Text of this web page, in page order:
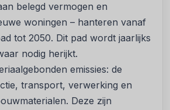
belegd vermogen en
woningen – hanteren vanaf
tot 2050. Dit pad wordt jaarlijks
nodig herijkt.
emissies: de
transport, verwerking en
Deze zijn